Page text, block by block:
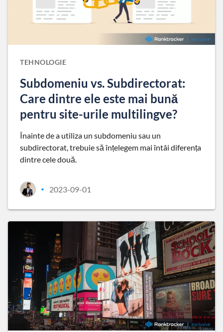
TEHNOLOGIE
Subdomeniu vs. Subdirectorat:
Care dintre ele este mai bună
pentru site-urile multilingve?
Înainte de a utiliza un subdomeniu sau un
subdirectorat, trebuie să înțelegem mai întâi diferența
dintre cele două.
• 2023-09-01